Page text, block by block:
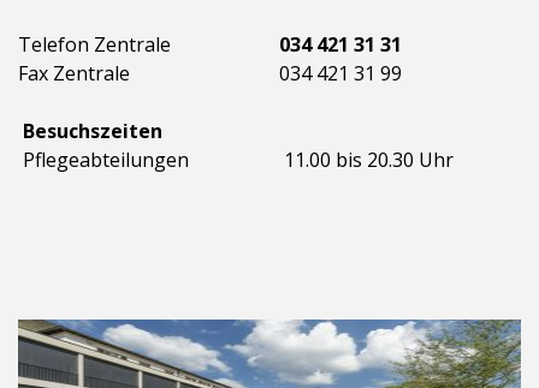
Telefon Zentrale
034 421 31 31
Fax Zentrale
034 421 31 99
Besuchszeiten
Pflegeabteilungen
11.00 bis 20.30 Uhr